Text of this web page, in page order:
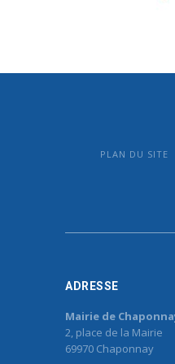
PLAN DU SITE
ADRESSE
Mairie de
2, place de la Mairie
69970 Chaponnay